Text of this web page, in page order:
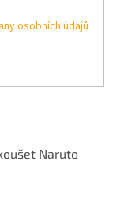
osobních údajů
Naruto